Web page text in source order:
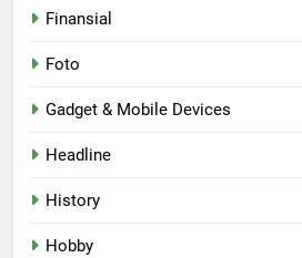
Finansial
Foto
Gadget & Mobile Devices
Headline
History
Hobby